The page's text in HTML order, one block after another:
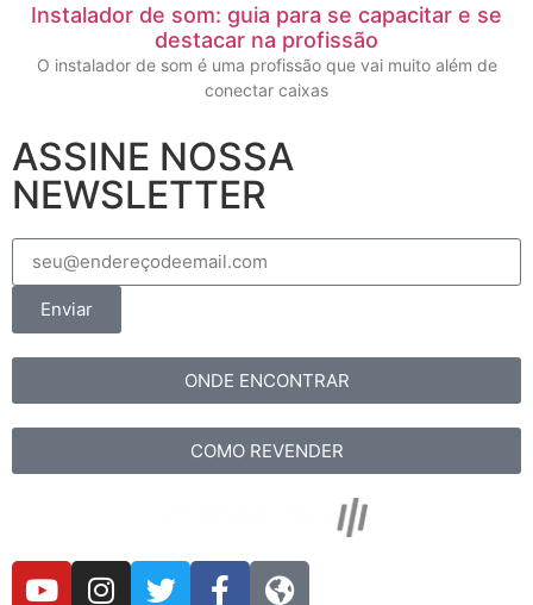
Instalador de som: guia para se capacitar e se
destacar na profissão
O instalador de som é uma profissão que vai muito além de
conectar caixas
ASSINE NOSSA
NEWSLETTER
Enviar
ONDE ENCONTRAR
COMO REVENDER